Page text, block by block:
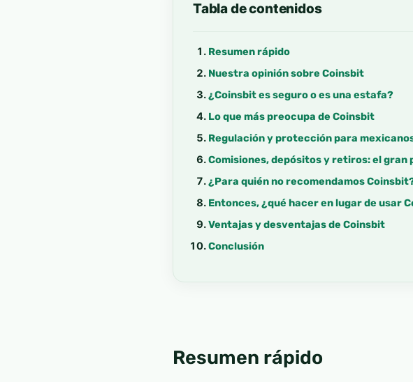
Tabla de contenidos
Resumen rápido
Nuestra opinión sobre Coinsbit
¿Coinsbit es seguro o es una estafa?
Lo que más preocupa de Coinsbit
Regulación y protección para
Comisiones, depósitos y retiros: el gran
¿Para quién no recomendamos
Entonces, ¿qué hacer en lugar de usar
Ventajas y desventajas de Coinsbit
Conclusión
Resumen rápido